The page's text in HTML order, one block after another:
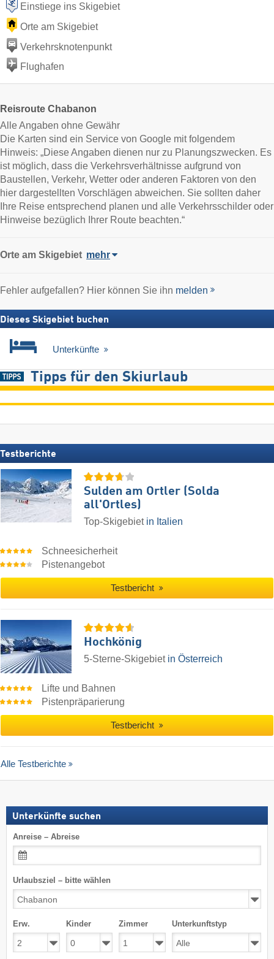
Einstiege ins Skigebiet
Orte am Skigebiet
Verkehrsknotenpunkt
Flughafen
Reisroute Chabanon
Alle Angaben ohne Gewähr
Die Karten sind ein Service von Google mit folgendem
Hinweis: „Diese Angaben dienen nur zu Planungszwecken. Es
ist möglich, dass die Verkehrsverhältnisse aufgrund von
Baustellen, Verkehr, Wetter oder anderen Faktoren von den
hier dargestellten Vorschlägen abweichen. Sie sollten daher
Ihre Reise entsprechend planen und alle Verkehrsschilder oder
Hinweise bezüglich Ihrer Route beachten.“
Orte am Skigebiet mehr
Fehler aufgefallen? Hier können Sie ihn melden
Dieses Skigebiet buchen
Unterkünfte
Tipps für den Skiurlaub
Testberichte
Sulden am Ortler (Solda
all'Ortles)
Top-Skigebiet in Italien
Schneesicherheit
Pistenangebot
Testbericht
Hochkönig
5-Sterne-Skigebiet in Österreich
Lifte und Bahnen
Pistenpräparierung
Testbericht
Alle Testberichte
Unterkünfte suchen
Anreise – Abreise
Urlaubsziel – bitte wählen
Erw. Kinder Zimmer Unterkunftstyp